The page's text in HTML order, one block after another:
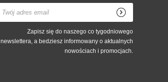
Zapisz się do naszego co tygodniowego
newslettera, a bedziesz informowany o aktualnych
nowościach i promocjach.